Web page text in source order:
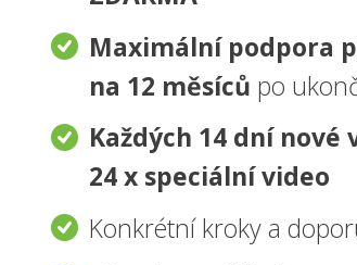
Maximální podpora
na 12 měsíců po
Každých 14 dní nové
24 x speciální video
Konkrétní kroky a